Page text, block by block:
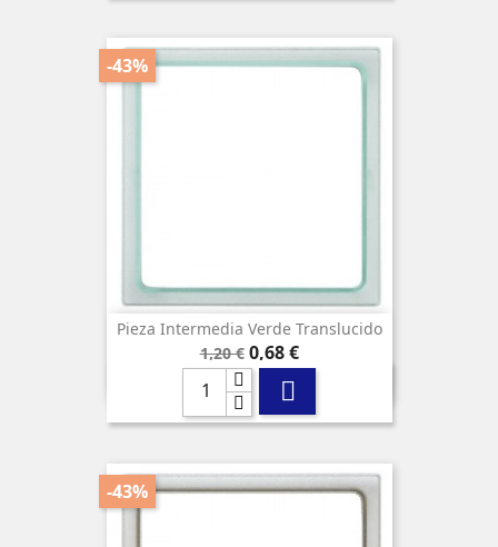
Pieza Intermedia Verde Translucido
Precio
base
1,20 €
-43%
Precio
0,68 €

-43%